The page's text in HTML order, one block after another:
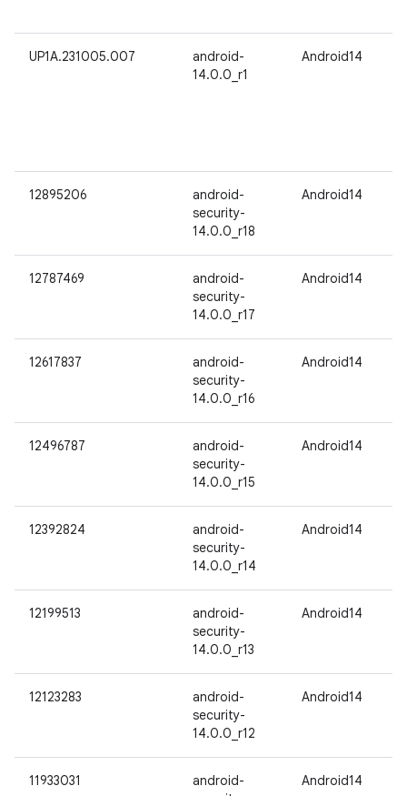
UP1A.231005.007
android-
14.0.0_r1
Android14
12895206
android-
security-
14.0.0_r18
Android14
12787469
android-
security-
14.0.0_r17
Android14
12617837
android-
security-
14.0.0_r16
Android14
12496787
android-
security-
14.0.0_r15
Android14
12392824
android-
security-
14.0.0_r14
Android14
12199513
android-
security-
14.0.0_r13
Android14
12123283
android-
security-
14.0.0_r12
Android14
11933031
android-
Android14